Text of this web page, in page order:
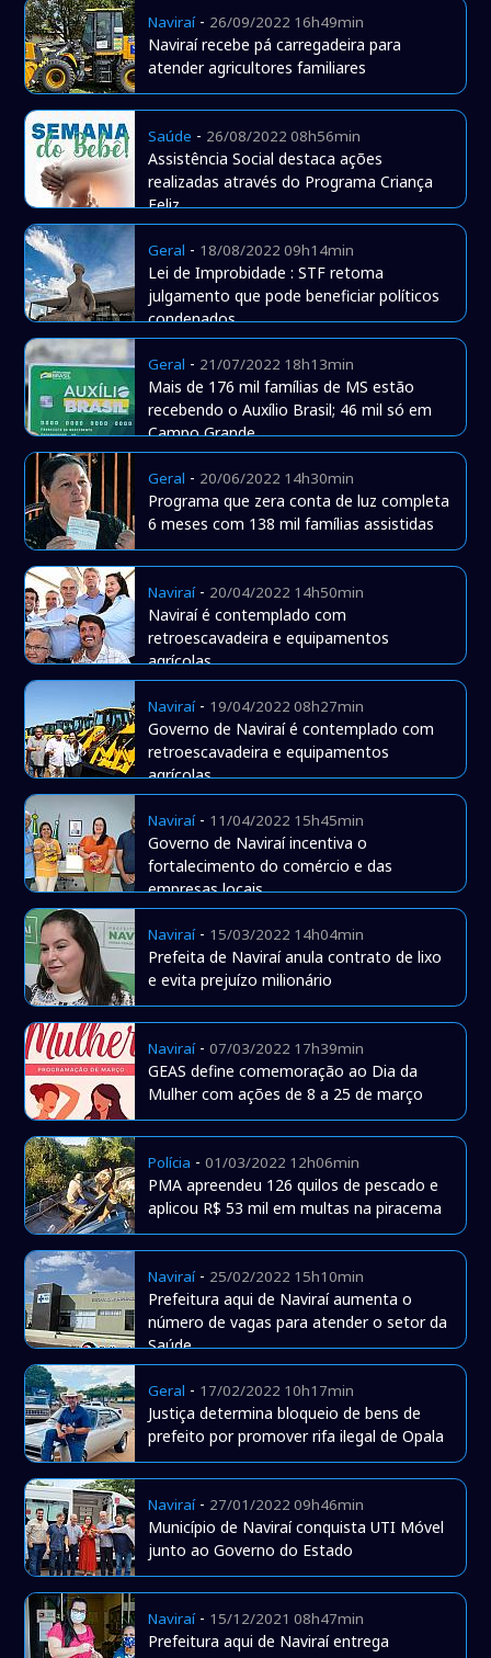
Naviraí- 26/09/2022 16h49min
Naviraí recebe pá carregadeira para
atender agricultores familiares
Saúde - 26/08/2022 08h56min
Assistência Social destaca ações
realizadas através do Programa Criança
Feliz
Geral - 18/08/2022 09h14min
Lei de Improbidade : STF retoma
julgamento que pode beneficiar políticos
condenados
Geral - 21/07/2022 18h13min
Mais de 176 mil famílias de MS estão
recebendo o Auxílio Brasil; 46 mil só em
Campo Grande
Geral - 20/06/2022 14h30min
Programa que zera conta de luz completa
6 meses com 138 mil famílias assistidas
Naviraí- 20/04/2022 14h50min
Naviraí é contemplado com
retroescavadeira e equipamentos
agrícolas
Naviraí- 19/04/2022 08h27min
Governo de Naviraí é contemplado com
retroescavadeira e equipamentos
agrícolas
Naviraí- 11/04/2022 15h45min
Governo de Naviraí incentiva o
fortalecimento do comércio e das
empresas locais
Naviraí- 15/03/2022 14h04min
Prefeita de Naviraí anula contrato de lixo
e evita prejuízo milionário
Naviraí-07/03/2022 17h39min
GEAS define comemoração ao Dia da
Mulher com ações de 8 a 25 de março
Polícia -01/03/2022 12h06min
PMA apreendeu 126 quilos de pescado e
aplicou R$ 53 mil em multas na piracema
Naviraí- 25/02/2022 15h10min
Prefeitura aqui de Naviraí aumenta o
número de vagas para atender o setor da
Saúde
Geral - 17/02/2022 10h17min
Justiça determina bloqueio de bens de
prefeito por promover rifa ilegal de Opala
Naviraí- 27/01/2022 09h46min
Município de Naviraí conquista UTI Móvel
junto ao Governo do Estado
Naviraí- 15/12/2021 08h47min
Prefeitura aqui de Naviraí entrega